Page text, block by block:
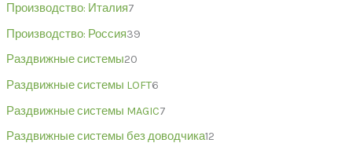
Производство: Италия7
Производство: Россия39
Раздвижные системы20
Раздвижные системы LOFT6
Раздвижные системы MAGIC7
Раздвижные системы без доводчика12